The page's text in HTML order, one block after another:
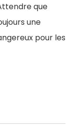
que
une
pour les